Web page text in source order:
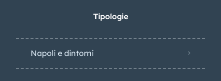
Tipologie
Napoli e dintorni